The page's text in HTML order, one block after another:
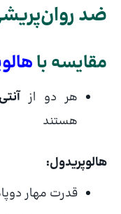
ضد
مقایسه با
هر دو از
هستند
هالوپریدول:
قدرت مهار